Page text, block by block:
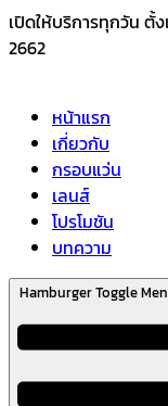
Skip
to
เปิดให้บริการทุกวัน ตั้
2662
หน้าแรก
เกี่ยวกับ
กรอบแว่น
เลนส์
โปรโมชัน
บทความ
Hamburger Toggle